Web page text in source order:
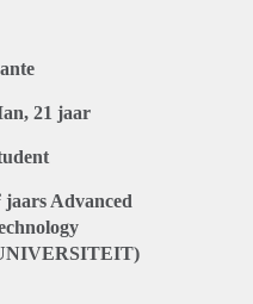
21 jaar
jaars Advanced